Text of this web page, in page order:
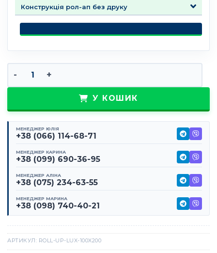
У КОШИК
МЕНЕДЖЕР ЮЛІЯ
+38 (066) 114-68-71
МЕНЕДЖЕР КАРИНА
+38 (099) 690-36-95
МЕНЕДЖЕР АЛІНА
+38 (075) 234-63-55
МЕНЕДЖЕР МАРИНА
+38 (098) 740-40-21
АРТИКУЛ: ROLL-UP-LUX-100X200